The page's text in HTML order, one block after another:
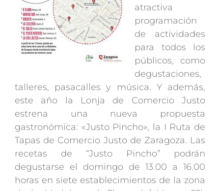
atractiva
programación
de actividades
para todos los
públicos, como
degustaciones,
talleres, pasacalles y música. Y además,
este año la Lonja de Comercio Justo
estrena una nueva propuesta
gastronómica: «Justo Pincho», la I Ruta de
Tapas de Comercio Justo de Zaragoza. Las
recetas de “Justo Pincho” podrán
degustarse el domingo de 13.00 a 16.00
horas en siete establecimientos de la zona